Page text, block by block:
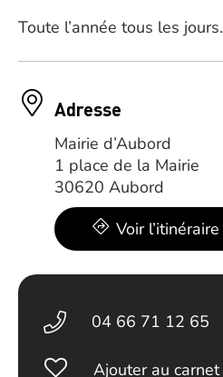
Toute l’année tous les jours.
Adresse
Mairie d’Aubord
1 place de la Mairie
30620 Aubord
Voir l’itinéraire
04 66 71 12 65
Ajouter au carnet